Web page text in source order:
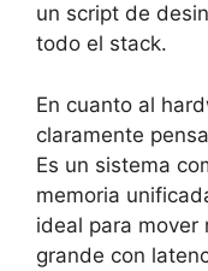
un script de
todo el stack.
En cuanto al
claramente
Es un sistema
memoria
ideal para mover
grande con